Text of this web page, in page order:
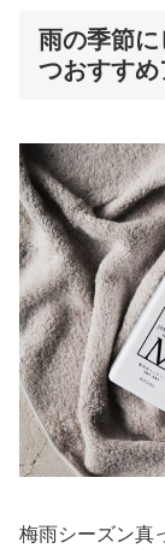
雨の季節
つおすすめ
梅雨シーズン真